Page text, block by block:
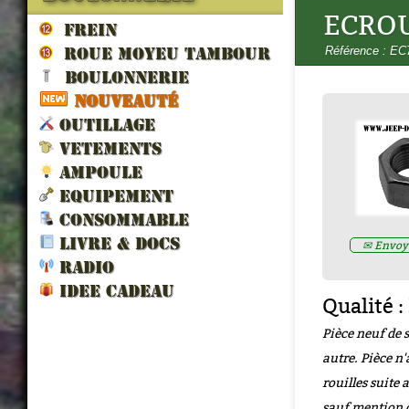
FREIN
ROUE MOYEU TAMBOUR
BOULONNERIE
NOUVEAUTÉ
OUTILLAGE
VETEMENTS
AMPOULE
EQUIPEMENT
CONSOMMABLE
LIVRE & DOCS
RADIO
IDEE CADEAU
Référence :
✉
Qualité :
Pièce neuf de
autre. Pièce
rouilles suite
LES VEHICULES ALLIES DE
LIBERATION par francois